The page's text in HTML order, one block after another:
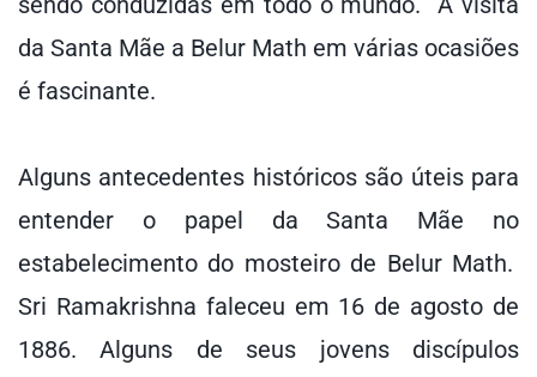
da Santa Mãe a Belur Math em várias ocasiões
é fascinante.
Alguns antecedentes históricos são úteis para
entender o papel da Santa Mãe no
estabelecimento do mosteiro de Belur Math.
Sri Ramakrishna faleceu em 16 de agosto de
1886. Alguns de seus jovens discípulos